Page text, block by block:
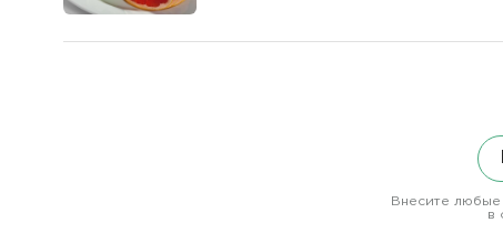
Внесите
в